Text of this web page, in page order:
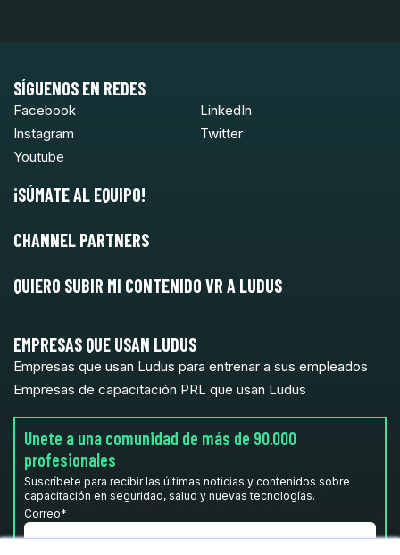
SÍGUENOS EN REDES
Facebook
LinkedIn
Instagram
Twitter
Youtube
¡SÚMATE AL EQUIPO!
CHANNEL PARTNERS
QUIERO SUBIR MI CONTENIDO VR A LUDUS
EMPRESAS QUE USAN LUDUS
Empresas que usan Ludus para entrenar a sus empleados
Empresas de capacitación PRL que usan Ludus
Unete a una comunidad de más de 90.000
profesionales
Suscríbete para recibir las últimas noticias y contenidos sobre
capacitación en seguridad, salud y nuevas tecnologías.
Correo*